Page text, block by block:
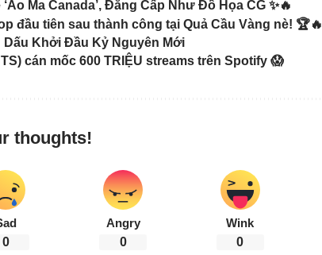
Ma Canada’, Đẳng Cấp Như Đồ Họa CG ✨🔥
đầu tiên sau thành công tại Quả Cầu Vàng nè! 🏆🔥
Dấu Khởi Đầu Kỷ Nguyên Mới
cán mốc 600 TRIỆU streams trên Spotify 😱
thoughts!
0
Angry
0
Wink
0